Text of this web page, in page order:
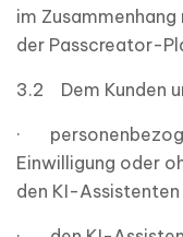
im
der Passcreator-
3.2 Dem Kunden
·
Einwilligung oder
den KI-